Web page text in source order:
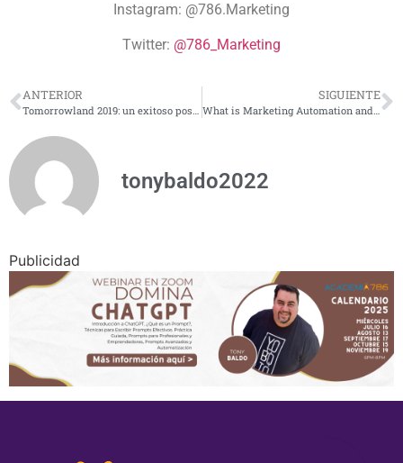
Instagram: @786.Marketing
Twitter: @786_Marketing
ANTERIOR
Tomorrowland 2019: un exitoso posicionamiento de marca
SIGUIENTE
What is Marketing Automation and Why It Is so Important?
tonybaldo2022
Publicidad